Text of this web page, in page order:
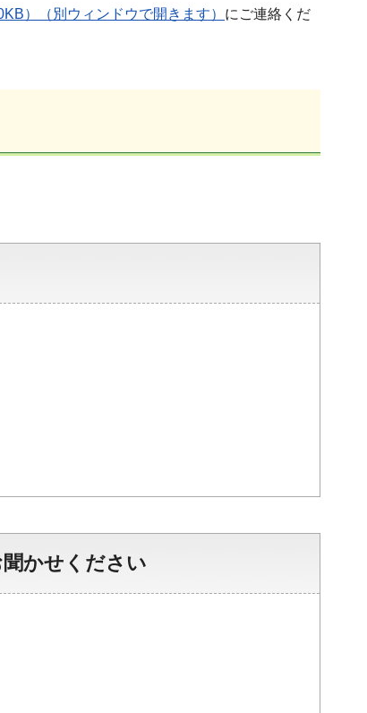
）（別ウィンドウで開きます） にご連絡くだ
かせください